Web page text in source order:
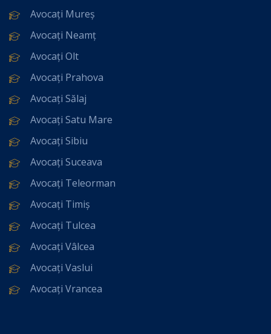
Avocați Mureș
Avocați Neamț
Avocați Olt
Avocați Prahova
Avocați Sălaj
Avocați Satu Mare
Avocați Sibiu
Avocați Suceava
Avocați Teleorman
Avocați Timiș
Avocați Tulcea
Avocați Vâlcea
Avocați Vaslui
Avocați Vrancea